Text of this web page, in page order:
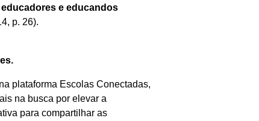
e educandos
p. 26).
plataforma Escolas Conectadas,
na busca por elevar a
para compartilhar as